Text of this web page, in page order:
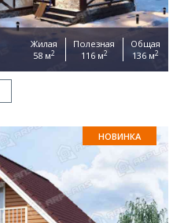
Жилая
58 м2
Полезная
116 м2
Общая
136 м2
НОВИНКА